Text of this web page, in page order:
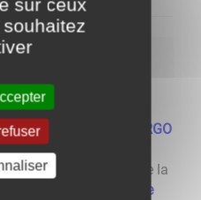
de la Carenne
59 17
CANAL HUERGO
Tél :
Danielle
26, rue de la
GORIN Magalie
sur ceux